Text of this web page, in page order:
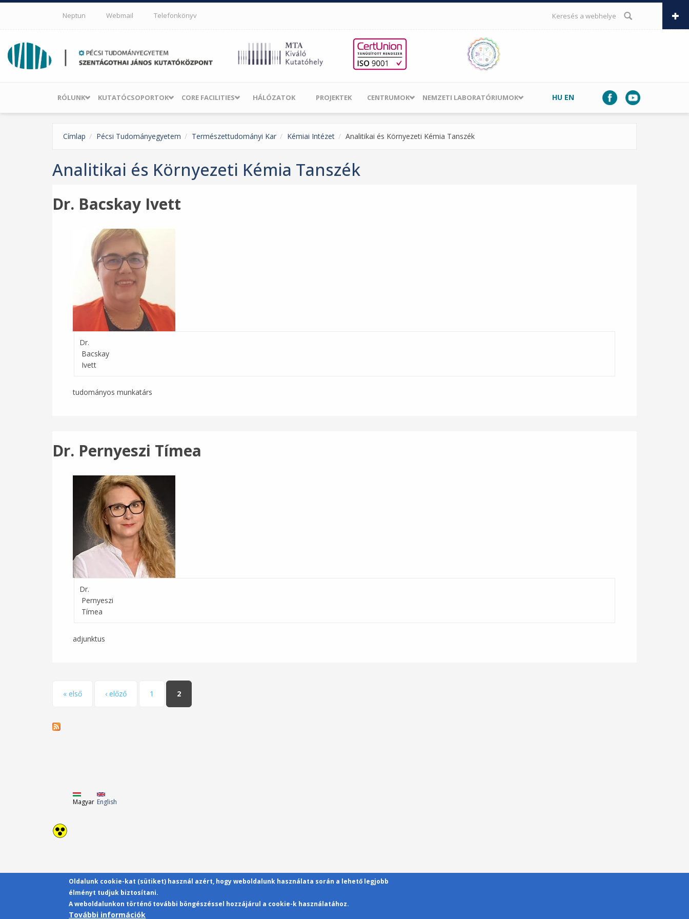
Ugrás a tartalomra
Neptun Webmail Telefonkönyv KERESÉS ŰRLAP
RÓLUNK KUTATÓCSOPORTOK CORE FACILITIES HÁLÓZATOK PROJEKTEK CENTRUMOK NEMZETI LABORATÓRIUMOK HU EN
Címlap Pécsi Tudományegyetem Természettudományi Kar Kémiai Intézet Analitikai és Környezeti Kémia Tanszék
Analitikai és Környezeti Kémia Tanszék
Dr. Bacskay Ivett
Dr.
Bacskay
Ivett
tudományos munkatárs
Dr. Pernyeszi Tímea
Dr.
Pernyeszi
Tímea
adjunktus
Oldalak
« első ‹ előző 1 2
Magyar English
Oldalunk cookie-kat (sütiket) használ azért, hogy weboldalunk használata során a lehető legjobb
élményt tudjuk biztosítani.
A weboldalunkon történő további böngészéssel hozzájárul a cookie-k használatához.
További információk